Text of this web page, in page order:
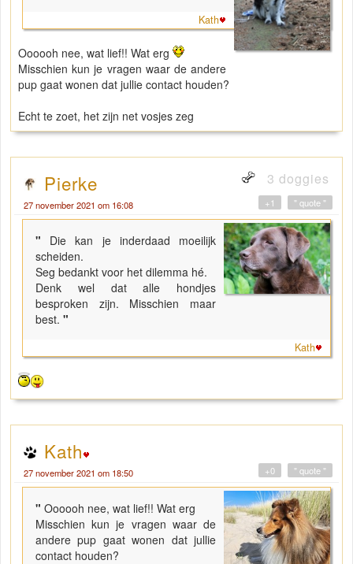
Kath
Oooooh nee, wat lief!! Wat erg
Misschien kun je vragen waar de andere
pup gaat wonen dat jullie contact houden?
Echt te zoet, het zijn net vosjes zeg
Pierke 3 doggies
27 november 2021 om 16:08 " quote "
+1
" Die kan je inderdaad moeilijk
scheiden.
Seg bedankt voor het dilemma hé.
Denk wel dat alle hondjes
besproken zijn. Misschien maar
best. "
Kath
Kath
27 november 2021 om 18:50 " quote "
+0
" Oooooh nee, wat lief!! Wat erg
Misschien kun je vragen waar de
andere pup gaat wonen dat jullie
contact houden?